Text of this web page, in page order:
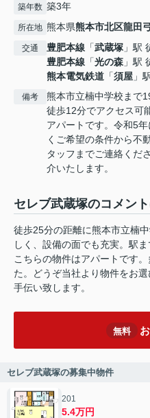
築年数 築3年
所在地 熊本県熊本市北区龍田
交通 豊肥本線 「武蔵塚 」駅
豊肥本線 「光の森 」駅
熊本電気鉄道 「須屋 」
備考
熊本市立楠中学校まで
徒歩12分でアクセス可
アパートです。令和5
くご希望の条件から不
タッフまでご連絡くだ
介いたします。
セレブ武蔵塚のコメン
徒歩25分の距離に熊本市立楠
しく、設備の面でも充実。駅
こちらの物件はアパートです
た。どうぞ当社より物件をお
手伝い致します。
無料
セレブ武蔵塚の募集中物件
201
5.4万円